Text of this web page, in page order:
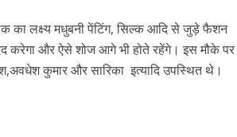
का लक्ष्य मधुबनी पेंटिंग, सिल्क आदि से जुड़े फैशन
करेगा और ऐसे शोज आगे भी होते रहेंगे। इस मौके पर
कुमार और सारिका इत्यादि उपस्थित थे।